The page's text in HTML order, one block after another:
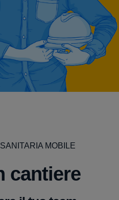
MOBILE
cantiere